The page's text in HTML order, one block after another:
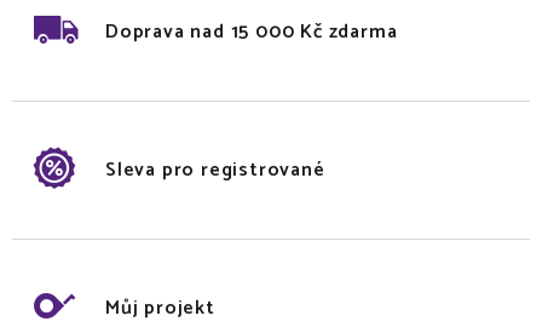
Doprava nad 15 000 Kč zdarma
Sleva pro registrované
Můj projekt